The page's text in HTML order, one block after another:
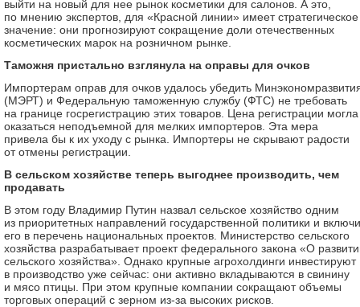
выйти на новый для нее рынок косметики для салонов. А это,
по мнению экспертов, для «Красной линии» имеет стратегическое
значение: они прогнозируют сокращение доли отечественных
косметических марок на розничном рынке.
Таможня пристально взглянула на оправы для очков
Импортерам оправ для очков удалось убедить
(МЭРТ) и Федеральную таможенную службу (ФТС) не требовать
на границе госрегистрацию этих товаров. Цена регистрации могла
оказаться неподъемной для мелких импортеров. Эта мера
привела бы к их уходу с рынка. Импортеры не скрывают радости
от отмены регистрации.
В сельском хозяйстве теперь выгоднее производить, чем
продавать
В этом году Владимир Путин назвал сельское хозяйство одним
из приоритетных направлений государственной политики и
его в перечень национальных проектов. Министерство сельского
хозяйства разрабатывает проект федерального закона «О
сельского хозяйства». Однако крупные агрохолдинги инвестируют
в производство уже сейчас: они активно вкладываются в свинину
и мясо птицы. При этом крупные компании сокращают объемы
торговых операций с зерном из-за высоких рисков.